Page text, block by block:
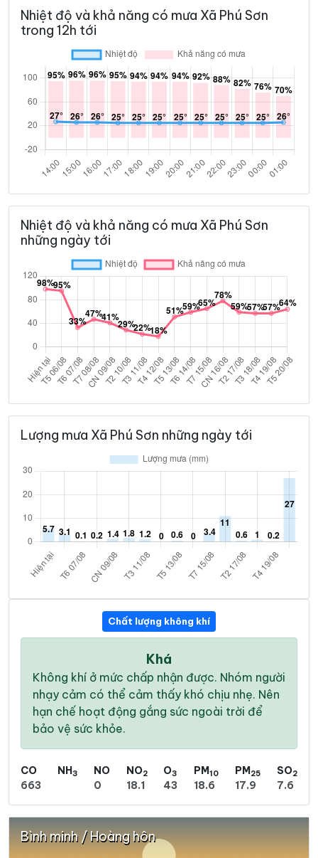
Nhiệt độ và khả năng có mưa Xã Phú Sơn
trong 12h tới
Nhiệt độ và khả năng có mưa Xã Phú Sơn
những ngày tới
Lượng mưa Xã Phú Sơn những ngày tới
Chất lượng không khí
Khá
Không khí ở mức chấp nhận được. Nhóm người
nhạy cảm có thể cảm thấy khó chịu nhẹ. Nên
hạn chế hoạt động gắng sức ngoài trời để
bảo vệ sức khỏe.
CO
663
NH3
NO
0
NO2
18.1
O3
43
PM10
18.6
PM25
17.9
SO2
7.6
Bình minh / Hoàng hôn